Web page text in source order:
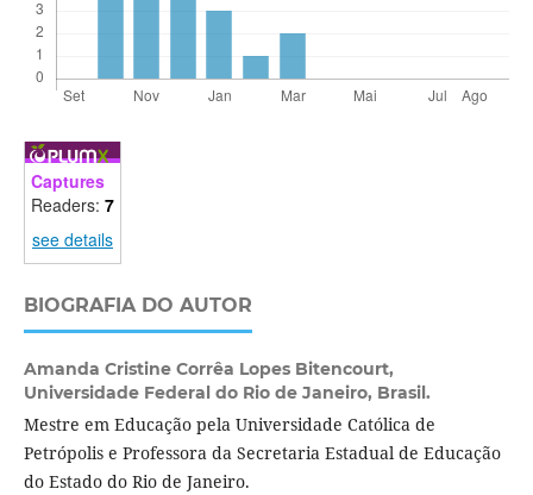
Captures
Readers: 7
see details
BIOGRAFIA DO AUTOR
Amanda Cristine Corrêa Lopes Bitencourt,
Universidade Federal do Rio de Janeiro, Brasil.
Mestre em Educação pela Universidade Católica de
Petrópolis e Professora da Secretaria Estadual de Educação
do Estado do Rio de Janeiro.